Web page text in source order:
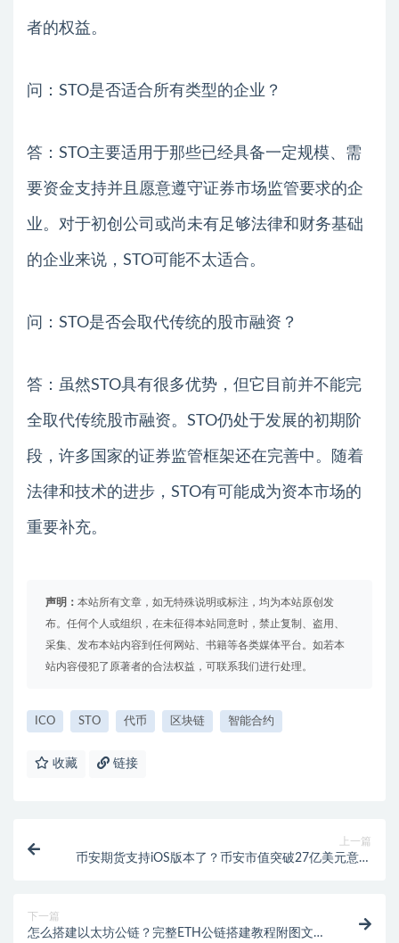
者的权益。
问：STO是否适合所有类型的企业？
答：STO主要适用于那些已经具备一定规模、需
要资金支持并且愿意遵守证券市场监管要求的企
业。对于初创公司或尚未有足够法律和财务基础
的企业来说，STO可能不太适合。
问：STO是否会取代传统的股市融资？
答：虽然STO具有很多优势，但它目前并不能完
全取代传统股市融资。STO仍处于发展的初期阶
段，许多国家的证券监管框架还在完善中。随着
法律和技术的进步，STO有可能成为资本市场的
重要补充。
声明： 本站所有文章，如无特殊说明或标注，均为本站原创发
布。任何个人或组织，在未征得本站同意时，禁止复制、盗用、
采集、发布本站内容到任何网站、书籍等各类媒体平台。如若本
站内容侵犯了原著者的合法权益，可联系我们进行处理。
ICO STO 代币 区块链 智能合约
收藏 链接
上一篇
币安期货支持iOS版本了？币安市值突破27亿美元意味
下一篇
怎么搭建以太坊公链？完整ETH公链搭建教程附图文说